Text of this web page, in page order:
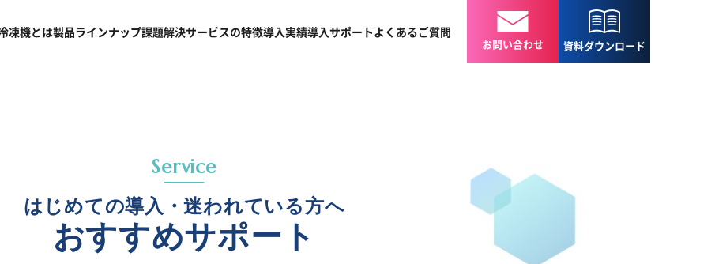
凍機とは製品ラインナップ課題解決サービスの特徴導入実績導入サポートよくあるご質問
お問い合わせ 資料ダウンロード
Service
はじめての導入・迷われている方へ
おすすめサポート